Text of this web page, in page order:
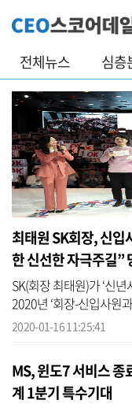
전체뉴스 심층
최태원 SK회장, 신
한 신선한 자극주길”
SK(회장 최태원)가 ‘신
2020년 ‘회장-신입사원
경청하는 격의없는 방식
2020-01-16 11:25:41
MS, 윈도7 서비스
계 1분기 특수기대